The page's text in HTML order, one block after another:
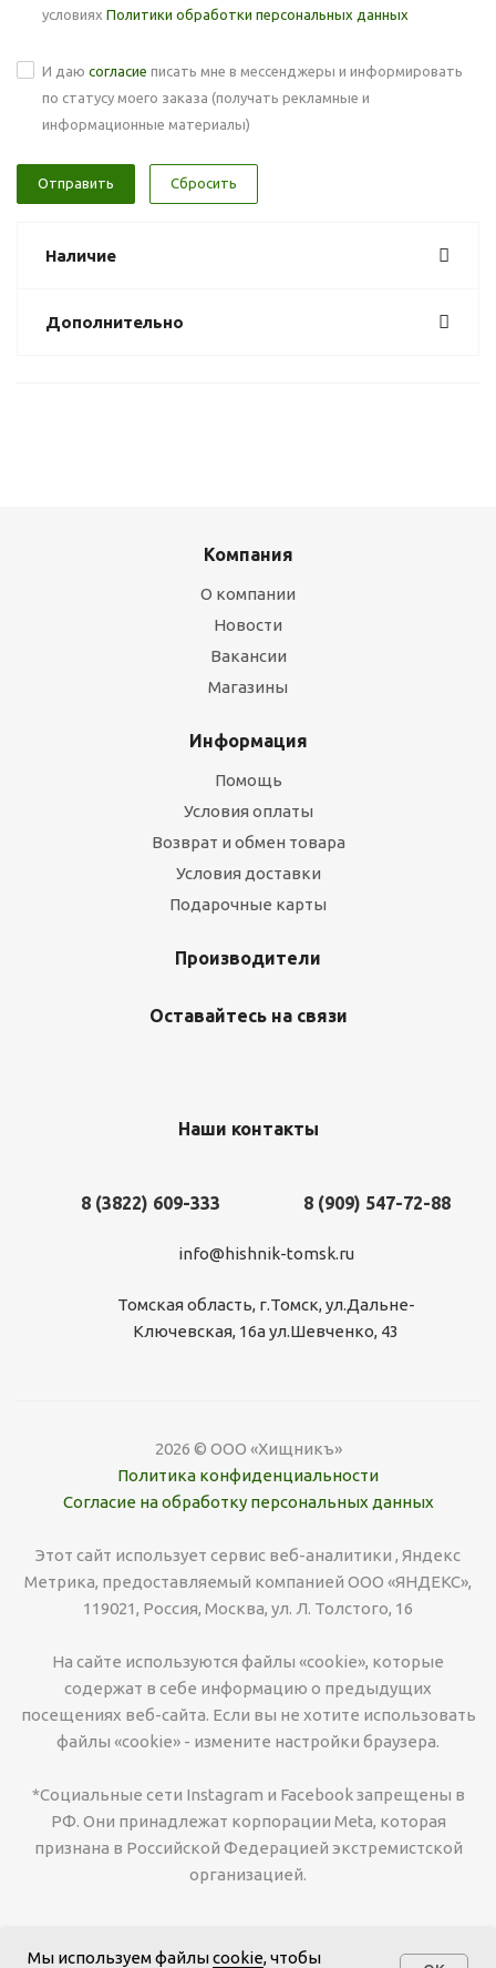
условиях Политики обработки персональных данных
И даю согласие писать мне в мессенджеры и информировать
по статусу моего заказа (получать рекламные и
информационные материалы)
Сбросить
Наличие
Дополнительно
Компания
О компании
Новости
Вакансии
Магазины
Информация
Помощь
Условия оплаты
Возврат и обмен товара
Условия доставки
Подарочные карты
Производители
Оставайтесь на связи
Наши контакты
8 (3822) 609-333 8 (909) 547-72-88
info@hishnik-tomsk.ru
Томская область, г.Томск, ул.Дальне-
Ключевская, 16а ул.Шевченко, 43
2026 © ООО «Хищникъ»
Политика конфиденциальности
Согласие на обработку персональных данных
Этот сайт использует сервис веб-аналитики , Яндекс
Метрика, предоставляемый компанией ООО «ЯНДЕКС»,
119021, Россия, Москва, ул. Л. Толстого, 16
На сайте используются файлы «cookie», которые
содержат в себе информацию о предыдущих
посещениях веб-сайта. Если вы не хотите использовать
файлы «cookie» - измените настройки браузера.
*Социальные сети Instagram и Facebook запрещены в
РФ. Они принадлежат корпорации Meta, которая
признана в Российской Федерацией экстремистской
организацией.
Мы используем файлыcookie, чтобы